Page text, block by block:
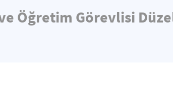
Öğretim Görevlisi